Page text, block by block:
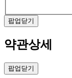
팝업닫기
약관상세
팝업닫기